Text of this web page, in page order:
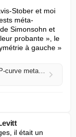
Stober et moi
méta-
Simonsohn et
probante », le
à gauche »
“On the poor statistical properties of the P-curve meta-analytic procedure”
il était un